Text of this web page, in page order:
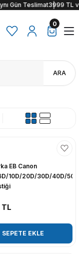
Teslimat3999 TL ve
ARA
0
EB Canon
10D/20D/30D/40D/
SEPETE EKLE